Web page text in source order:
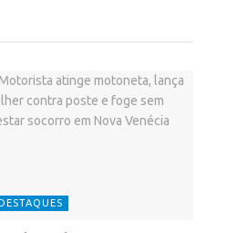
DESTAQUES